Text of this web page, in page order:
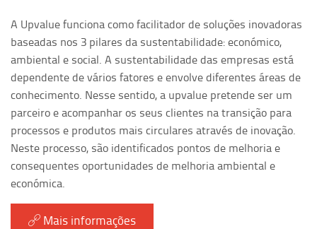
A Upvalue funciona como facilitador de soluções inovadoras
baseadas nos 3 pilares da sustentabilidade: económico,
ambiental e social. A sustentabilidade das empresas está
dependente de vários fatores e envolve diferentes áreas de
conhecimento. Nesse sentido, a upvalue pretende ser um
parceiro e acompanhar os seus clientes na transição para
processos e produtos mais circulares através de inovação.
Neste processo, são identificados pontos de melhoria e
consequentes oportunidades de melhoria ambiental e
económica.
Mais informações